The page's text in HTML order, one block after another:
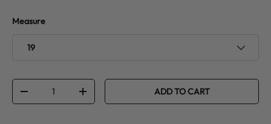
Measure
19
Qty
DECREASE QUANTITYINCREASE QUANTITYADD TO CART